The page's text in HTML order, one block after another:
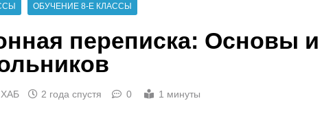
ОБУЧЕНИЕ 8-Е КЛАССЫ
переписка: Основы
ХАБ 2 года спустя 0 1 минуты